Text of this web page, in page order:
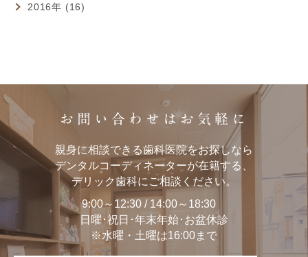
2016年 (16)
お問い合わせはお気軽に
親身に相談できる歯科医院をお探しなら
デンタルコーディネーターが在籍する、
デリック歯科にご相談ください。
9:00～12:30 / 14:00～18:30
日曜･祝日･年末年始･お盆休診
※水曜・土曜は16:00まで